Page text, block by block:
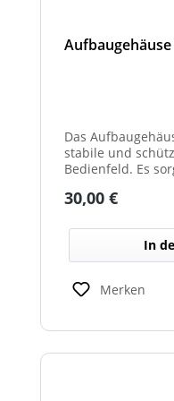
Aufbaugehäuse
Das
stabile und
Bedienfeld. Es
Einflüssen. Durch
Regulärer Preis:
30,00 €
In
Merken